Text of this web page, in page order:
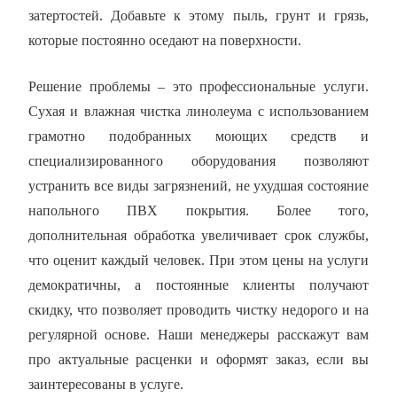
затертостей. Добавьте к этому пыль, грунт и грязь,
которые постоянно оседают на поверхности.
Решение проблемы – это профессиональные услуги.
Сухая и влажная чистка линолеума с использованием
грамотно подобранных моющих средств и
специализированного оборудования позволяют
устранить все виды загрязнений, не ухудшая состояние
напольного ПВХ покрытия. Более того,
дополнительная обработка увеличивает срок службы,
что оценит каждый человек. При этом цены на услуги
демократичны, а постоянные клиенты получают
скидку, что позволяет проводить чистку недорого и на
регулярной основе. Наши менеджеры расскажут вам
про актуальные расценки и оформят заказ, если вы
заинтересованы в услуге.